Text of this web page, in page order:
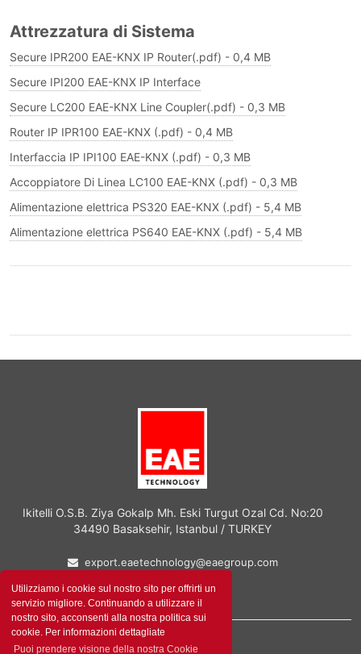
Utilizziamo i cookie sul nostro sito per offrirti un
servizio migliore. Continuando a utilizzare il
nostro sito, acconsenti alla nostra politica sui
cookie. Per informazioni dettagliate
Puoi prendere visione della nostra Cookie
Attrezzatura di Sistema
Secure IPR200 EAE-KNX IP Router(.pdf) - 0,4 MB
Secure IPI200 EAE-KNX IP Interface
Secure LC200 EAE-KNX Line Coupler(.pdf) - 0,3 MB
Router IP IPR100 EAE-KNX (.pdf) - 0,4 MB
Interfaccia IP IPI100 EAE-KNX (.pdf) - 0,3 MB
Accoppiatore Di Linea LC100 EAE-KNX (.pdf) - 0,3 MB
Alimentazione elettrica PS320 EAE-KNX (.pdf) - 5,4 MB
Alimentazione elettrica PS640 EAE-KNX (.pdf) - 5,4 MB
Ikitelli O.S.B. Ziya Gokalp Mh. Eski Turgut Ozal Cd. No:20
34490 Basaksehir, Istanbul / TURKEY
export.eaetechnology@eaegroup.com
+90 (212) 671 85 10